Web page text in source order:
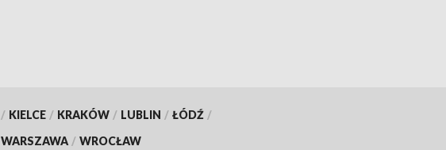
/ KIELCE / KRAKÓW / LUBLIN / ŁÓDŹ /
WARSZAWA / WROCŁAW